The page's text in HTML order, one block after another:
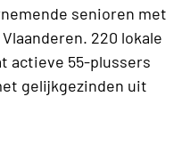
senioren met
220 lokale
actieve 55-plussers
gelijkgezinden uit